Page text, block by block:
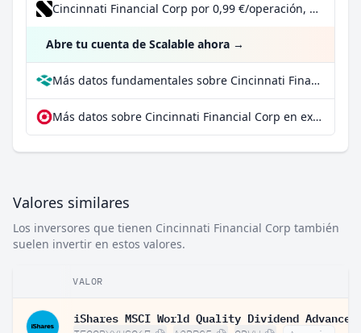
Cincinnati Financial Corp por 0,99 €/operación, incluido el Dividend Reinvestment Plan
Abre tu cuenta de Scalable ahora →
Más datos fundamentales sobre Cincinnati Financial Corp en Parqet
Más datos sobre Cincinnati Financial Corp en extraETF
Valores similares
Los inversores que tienen Cincinnati Financial Corp también
suelen invertir en estos valores.
VALOR